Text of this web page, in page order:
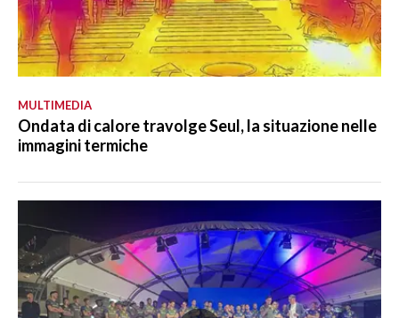
MULTIMEDIA
Ondata di calore travolge Seul, la situazione nelle
immagini termiche